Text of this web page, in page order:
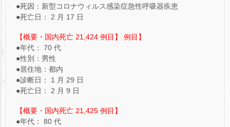
●死因：新型コロナウィルス感染症急性呼吸器疾患
●死亡日： 2 月 17 日
【概要・国内死亡 21,424 例目】 例目】
●年代： 70 代
●性別：男性
●居住地：都内
●診断日： 1 月 29 日
●死亡日： 2 月 9 日
【概要・国内死亡 21,425 例目】
●年代： 80 代